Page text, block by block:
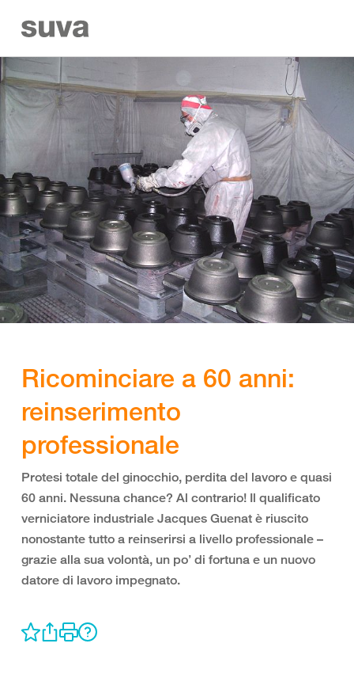
Ricominciare a 60 anni:
reinserimento
professionale
Protesi totale del ginocchio, perdita del lavoro e quasi
60 anni. Nessuna chance? Al contrario! Il qualificato
verniciatore industriale Jacques Guenat è riuscito
nonostante tutto a reinserirsi a livello professionale –
grazie alla sua volontà, un po’ di fortuna e un nuovo
datore di lavoro impegnato.